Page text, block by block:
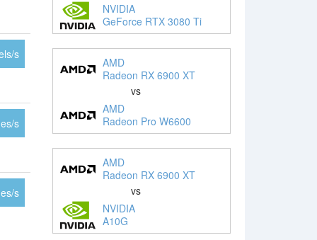
s
s
s
NVIDIA
GeForce RTX 3080 Ti
AMD
Radeon RX 6900 XT
vs
AMD
Radeon Pro W6600
AMD
Radeon RX 6900 XT
vs
NVIDIA
A10G